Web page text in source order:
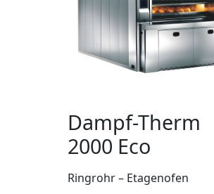
Dampf-Therm
2000 Eco
Ringrohr – Etagenofen